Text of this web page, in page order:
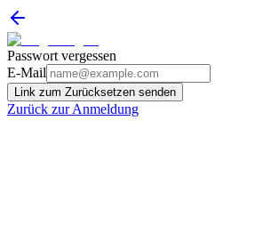
Passwort vergessen
E-Mail
Link zum Zurücksetzen senden
Zurück zur Anmeldung